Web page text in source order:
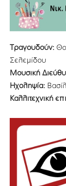
Τραγουδούν:
Σελεµίδου
Μουσική
Ηχοληψία:
Καλλιτεχνική